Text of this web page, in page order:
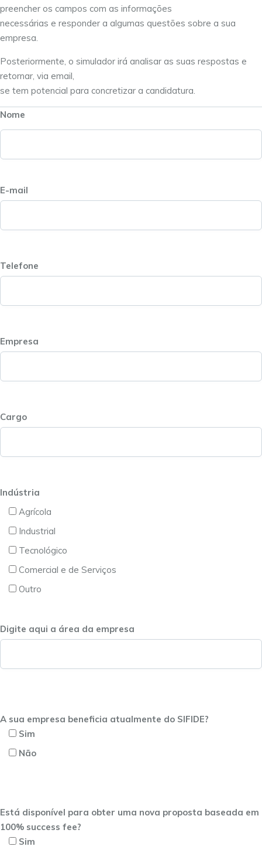
preencher os campos com as informações
necessárias e responder a algumas questões sobre a sua
empresa.
Posteriormente, o simulador irá analisar as suas respostas e
retornar, via email,
se tem potencial para concretizar a candidatura.
Nome
E-mail
Telefone
Empresa
Cargo
Indústria
Agrícola
Industrial
Tecnológico
Comercial e de Serviços
Outro
Digite aqui a área da empresa
A sua empresa beneficia atualmente do SIFIDE?
Sim
Não
Está disponível para obter uma nova proposta baseada em
100% success fee?
Sim